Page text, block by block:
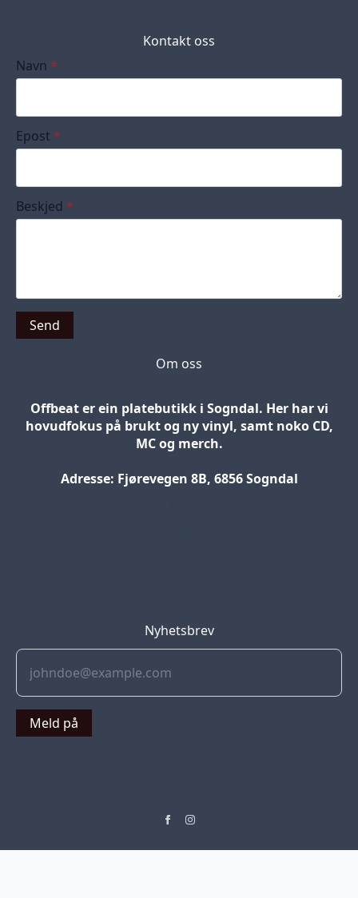
Kontakt oss
Navn *
Epost *
Beskjed *
Send
Om oss
Offbeat er ein platebutikk i Sogndal. Her har vi
hovudfokus på brukt og ny vinyl, samt noko CD,
MC og merch.
Adresse: Fjørevegen 8B, 6856 Sogndal
Nyhetsbrev
Meld på